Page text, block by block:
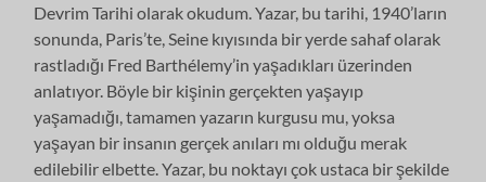
Devrim Tarihi olarak okudum. Yazar, bu tarihi, 1940’ların
sonunda, Paris’te, Seine kıyısında bir yerde sahaf olarak
rastladığı Fred Barthélemy’in yaşadıkları üzerinden
anlatıyor. Böyle bir kişinin gerçekten yaşayıp
yaşamadığı, tamamen yazarın kurgusu mu, yoksa
yaşayan bir insanın gerçek anıları mı olduğu merak
edilebilir elbette. Yazar, bu noktayı çok ustaca bir şekilde